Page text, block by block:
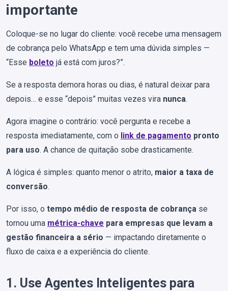
importante
Coloque-se no lugar do cliente: você recebe uma mensagem
de cobrança pelo WhatsApp e tem uma dúvida simples —
“Esse boleto já está com juros?”.
Se a resposta demora horas ou dias, é natural deixar para
depois… e esse “depois” muitas vezes vira nunca.
Agora imagine o contrário: você pergunta e recebe a
resposta imediatamente, com o link de pagamento pronto
para uso. A chance de quitação sobe drasticamente.
A lógica é simples: quanto menor o atrito, maior a taxa de
conversão.
Por isso, o tempo médio de resposta de cobrança se
tornou uma métrica-chave para empresas que levam a
gestão financeira a sério — impactando diretamente o
fluxo de caixa e a experiência do cliente.
1. Use Agentes Inteligentes para